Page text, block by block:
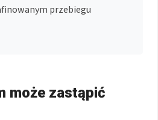
przebiegu
może zastąpić